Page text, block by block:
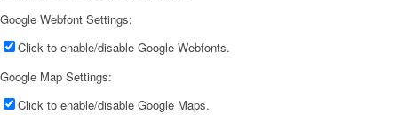
Google Webfont Settings:
Click to enable/disable Google Webfonts.
Google Map Settings:
Click to enable/disable Google Maps.